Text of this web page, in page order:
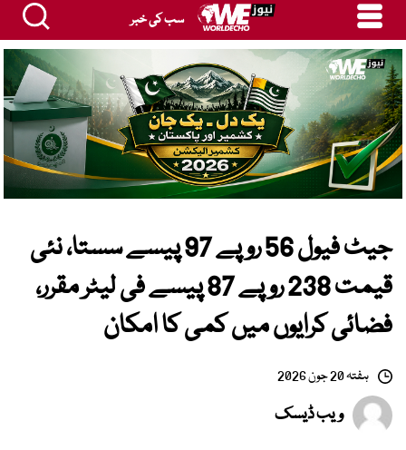
سب کی خبر
جیٹ فیول 56 روپے 97 پیسے سستا، نئی
قیمت 238 روپے 87 پیسے فی لیٹر مقرر،
فضائی کرایوں میں کمی کا امکان
ہفتہ 20 جون 2026
ویب ڈیسک